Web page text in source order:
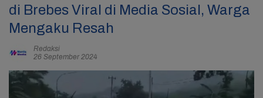
di Brebes Viral di Media Sosial, Warga
Mengaku Resah
Redaksi
26 September 2024